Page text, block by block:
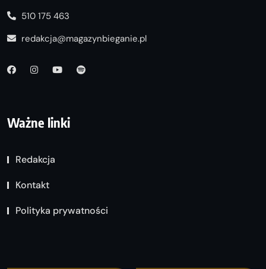
510 175 463
redakcja@magazynbieganie.pl
Ważne linki
Redakcja
Kontakt
Polityka prywatności